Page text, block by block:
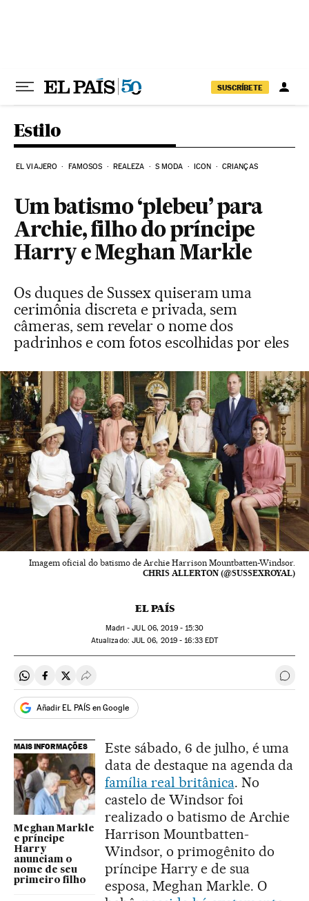
SUSCRÍBETE
Estilo
EL VIAJERO FAMOSOS REALEZA S MODA ICON CRIANÇAS
Um batismo ‘plebeu’ para
Archie, filho do príncipe
Harry e Meghan Markle
Os duques de Sussex quiseram uma
cerimônia discreta e privada, sem
câmeras, sem revelar o nome dos
padrinhos e com fotos escolhidas por eles
Imagem oficial do batismo de Archie Harrison Mountbatten-Windsor.
CHRIS ALLERTON (@SUSSEXROYAL)
EL PAÍS
Madri -JUL06, 2019 - 15:30
atualizado: JUL 06, 2019 - 16:33EDT
Compartir en Whatsapp
Compartir en Facebook
Compartir en Twitter
Desplegar Redes Sociales
Añadir EL PAÍS en Google
MAIS INFORMAÇÕES
Meghan Markle
e príncipe
Harry
anunciam o
nome de seu
primeiro filho
Este sábado, 6 de julho, é uma
data de destaque na agenda da
família real britânica. No
castelo de Windsor foi
realizado o batismo de Archie
Harrison Mountbatten-
Windsor, o primogênito do
príncipe Harry e de sua
esposa, Meghan Markle. O